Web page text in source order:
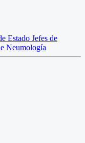
Estado Jefes de
Neumología